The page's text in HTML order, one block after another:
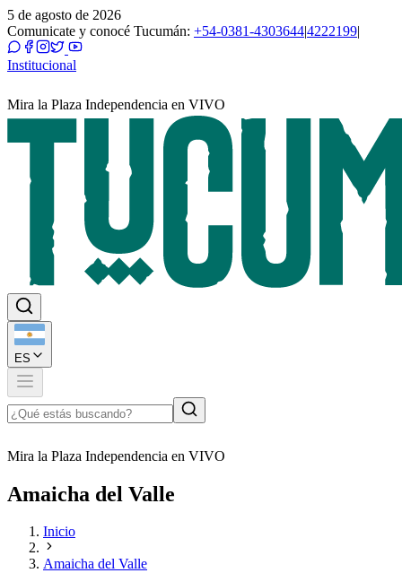
5 de agosto de 2026
Comunicate y conocé Tucumán: +54-0381-4303644|4222199|
Institucional
Mira la Plaza Independencia en VIVO
ES
Mira la Plaza Independencia en VIVO
Amaicha del Valle
Inicio
Amaicha del Valle